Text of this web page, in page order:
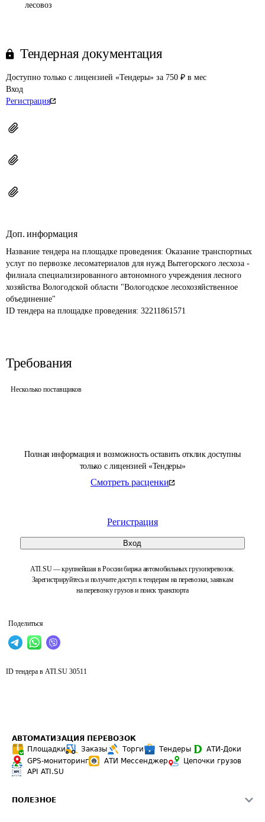
Полная информация и возможность оставить отклик доступны
только с лицензией «Тендеры»
Смотреть расценки
Регистрация
Вход
ATI.SU — крупнейшая в России биржа автомобильных грузоперевозок.
Зарегистрируйтесь и получите доступ к тендерам на перевозки, заявкам
на перевозку грузов и поиск транспорта
Поделиться
лесовоз
Тендерная документация
Доступно только с лицензией «Тендеры» за 750 ₽ в мес
Вход
Регистрация
Доп. информация
Название тендера на площадке проведения: Оказание транспортных
услуг по первозке лесоматериалов для нужд Вытегорского лесхоза -
филиала специализированного автономного учреждения лесного
хозяйства Вологодской области "Вологодское лесохозяйственное
объединение"
ID тендера на площадке проведения: 32211861571
Требования
Несколько поставщиков
ID тендера в ATI.SU 30511
АВТОМАТИЗАЦИЯ ПЕРЕВОЗОК
Площадки
Заказы Торги Тендеры
АТИ-Доки
GPS-мониторинг
АТИ Мессенджер
Цепочки грузов
API ATI.SU
ПОЛЕЗНОЕ